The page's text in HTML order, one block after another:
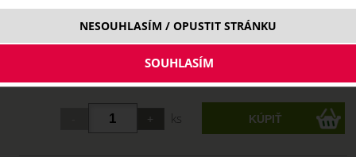
Vyberte variantu:
0.7 ohm
3,19 €
skladom
3,19 € skladom
ks
NESOUHLASÍM / OPUSTIT STRÁNKU